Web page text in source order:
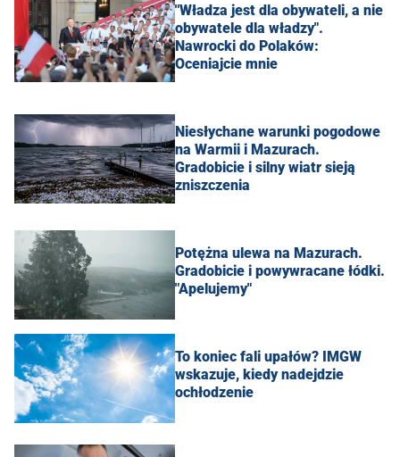
"Władza jest dla obywateli, a nie
obywatele dla władzy".
Nawrocki do Polaków:
Oceniajcie mnie
Niesłychane warunki pogodowe
na Warmii i Mazurach.
Gradobicie i silny wiatr sieją
zniszczenia
Potężna ulewa na Mazurach.
Gradobicie i powywracane łódki.
"Apelujemy"
To koniec fali upałów? IMGW
wskazuje, kiedy nadejdzie
ochłodzenie